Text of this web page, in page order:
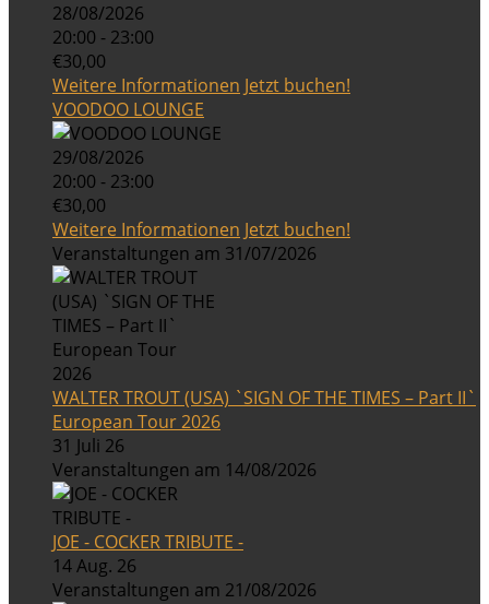
28/08/2026
20:00 - 23:00
€30,00
Weitere Informationen Jetzt buchen!
VOODOO LOUNGE
29/08/2026
20:00 - 23:00
€30,00
Weitere Informationen Jetzt buchen!
Veranstaltungen am 31/07/2026
WALTER TROUT (USA) `SIGN OF THE TIMES – Part II`
European Tour 2026
31 Juli 26
Veranstaltungen am 14/08/2026
JOE - COCKER TRIBUTE -
14 Aug. 26
Veranstaltungen am 21/08/2026